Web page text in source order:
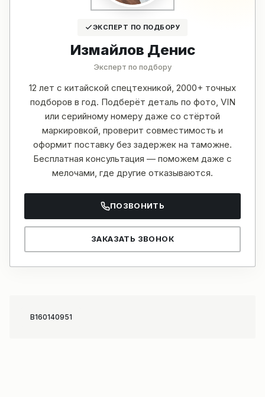
ЭКСПЕРТ ПО ПОДБОРУ
Измайлов Денис
Эксперт по подбору
12 лет с китайской спецтехникой, 2000+ точных
подборов в год. Подберёт деталь по фото, VIN
или серийному номеру даже со стёртой
маркировкой, проверит совместимость и
оформит поставку без задержек на таможне.
Бесплатная консультация — поможем даже с
мелочами, где другие отказываются.
ПОЗВОНИТЬ
ЗАКАЗАТЬ ЗВОНОК
B160140951